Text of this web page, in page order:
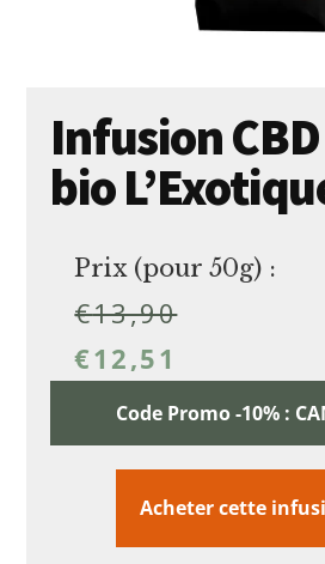
Infusion
bio
Prix (pour 50g) :
€13,90
€12,51
Code Promo -10% :
Acheter cette